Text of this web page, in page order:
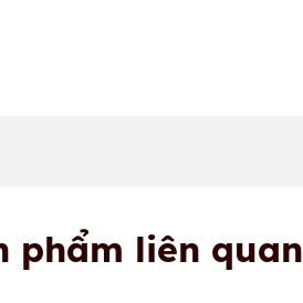
phẩm liên quan